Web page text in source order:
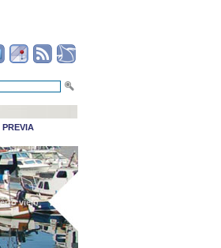
PREVIA
viejo